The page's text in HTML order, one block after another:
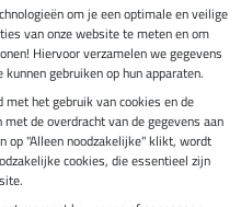
om je een optimale en veilige
van onze website te meten en om
Hiervoor verzamelen we gegevens
gebruiken op hun apparaten.
het gebruik van cookies en de
de overdracht van de gegevens aan
op "Alleen noodzakelijke" klikt, wordt
cookies, die essentieel zijn